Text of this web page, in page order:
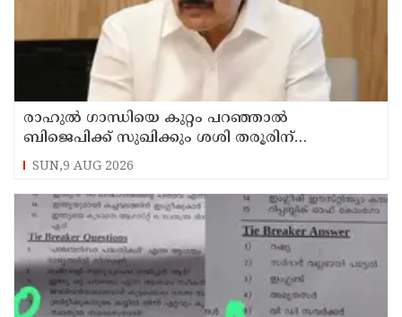
രാഹുല്‍ ഗാന്ധിയെ കുറ്റം പറഞ്ഞാല്‍
ബിജെപിക്ക് സുഖിക്കും ശശി തരൂരിന്
മറുപടിയുമായി കെ സി വേണുഗോപാല്‍
SUN,9 AUG 2026